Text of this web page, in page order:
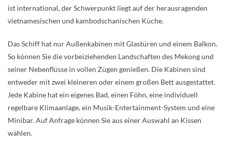
ist international, der Schwerpunkt liegt auf der herausragenden
vietnamesischen und kambodschanischen Küche.
Das Schiff hat nur Außenkabinen mit Glastüren und einem Balkon.
So können Sie die vorbeiziehenden Landschaften des Mekong und
seiner Nebenflüsse in vollen Zügen genießen. Die Kabinen sind
entweder mit zwei kleineren oder einem großen Bett ausgestattet.
Jede Kabine hat ein eigenes Bad, einen Föhn, eine individuell
regelbare Klimaanlage, ein Musik-Entertainment-System und eine
Minibar. Auf Anfrage können Sie aus einer Auswahl an Kissen
wählen.